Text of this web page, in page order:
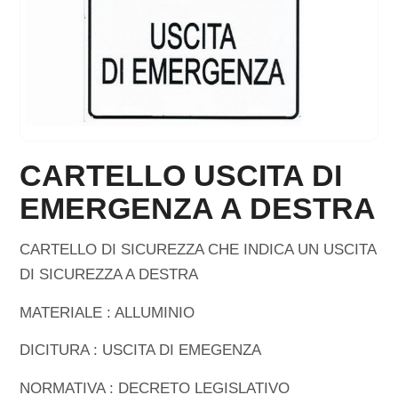
CARTELLO USCITA DI
EMERGENZA A DESTRA
CARTELLO DI SICUREZZA CHE INDICA UN USCITA
DI SICUREZZA A DESTRA
MATERIALE : ALLUMINIO
DICITURA : USCITA DI EMEGENZA
NORMATIVA : DECRETO LEGISLATIVO